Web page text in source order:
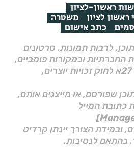
ראשון-לציון
ראשון לציון משטרה
כתב אישום
לרבות תמונות, סרטונים
החברתיות ובמקורות פומביים,
בהתאם להוראות סעיף 27א לחוק זכויות יוצרים,
שפורסם, או מייצגים אותם,
כתובת המייל
ובמידת הצורך יינתן קרדיט
בהתאם לנסיבות.